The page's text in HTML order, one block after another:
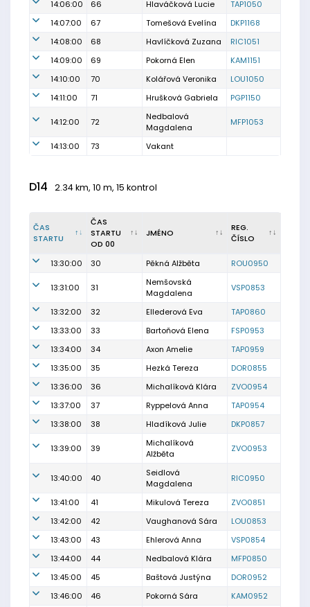
14:06:00
66 Hlaváčková Lucie
TAP1050
14:07:00
67 Tomešová Evelína
DKP1168
14:08:00
68 Havlíčková Zuzana
RIC1051
14:09:00
69 Pokorná Elen
KAM1151
14:10:00
70 Kolářová Veronika
LOU1050
14:11:00
71 Hrušková Gabriela PGP1150
14:12:00 72
Nedbalová
Magdalena
MFP1053
14:13:00 73 Vakant
D14 2.34 km, 10 m, 15 kontrol
ČAS
STARTU
ČAS
STARTU
OD 00
JMÉNO
REG.
ČÍSLO
13:30:00 30 Pěkná Alžběta ROU0950
13:31:00 31
Nemšovská
Magdalena
VSP0853
13:32:00 32 Ellederová Eva
TAP0860
13:33:00
33 Bartoňová Elena
FSP0953
13:34:00
34 Axon Amelie
TAP0959
13:35:00
35 Hezká Tereza
DOR0855
13:36:00
36 Michalíková Klára
ZVO0954
13:37:00
37 Ryppelová Anna
TAP0954
13:38:00
38 Hladíková Julie DKP0857
13:39:00 39
Michalíková
Alžběta
ZVO0953
13:40:00 40
Seidlová
Magdalena
RIC0950
13:41:00 41 Mikulová Tereza
ZVO0851
13:42:00
42 Vaughanová Sára
LOU0853
13:43:00
43 Ehlerová Anna
VSP0854
13:44:00
44 Nedbalová Klára
MFP0850
13:45:00
45 Baštová Justýna
DOR0952
13:46:00
46 Pokorná Sára KAM0952